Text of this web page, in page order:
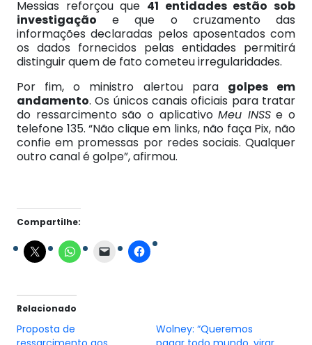
Messias reforçou que 41 entidades estão sob
investigação e que o cruzamento das
informações declaradas pelos aposentados com
os dados fornecidos pelas entidades permitirá
distinguir quem de fato cometeu irregularidades.
Por fim, o ministro alertou para golpes em
andamento. Os únicos canais oficiais para tratar
do ressarcimento são o aplicativoMeu INSSe o
telefone 135. “Não clique em links, não faça Pix, não
confie em promessas por redes sociais. Qualquer
outro canal é golpe”, afirmou.
Compartilhe:
Relacionado
Proposta de
Wolney: “Queremos